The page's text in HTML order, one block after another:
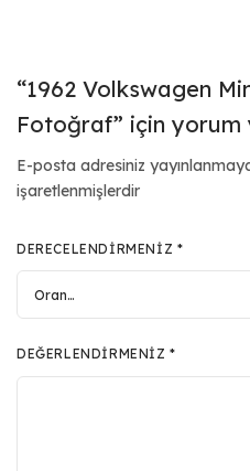
“1962 Volkswagen
Fotoğraf” için yorum
E-posta adresiniz
işaretlenmişlerdir
DERECELENDIRMENIZ *
DEĞERLENDIRMENIZ*